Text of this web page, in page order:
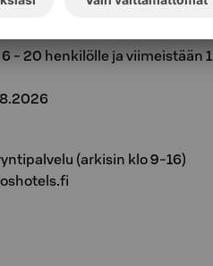
- 20 henkilölle ja viimeistään 1
(arkisin klo 9-16)